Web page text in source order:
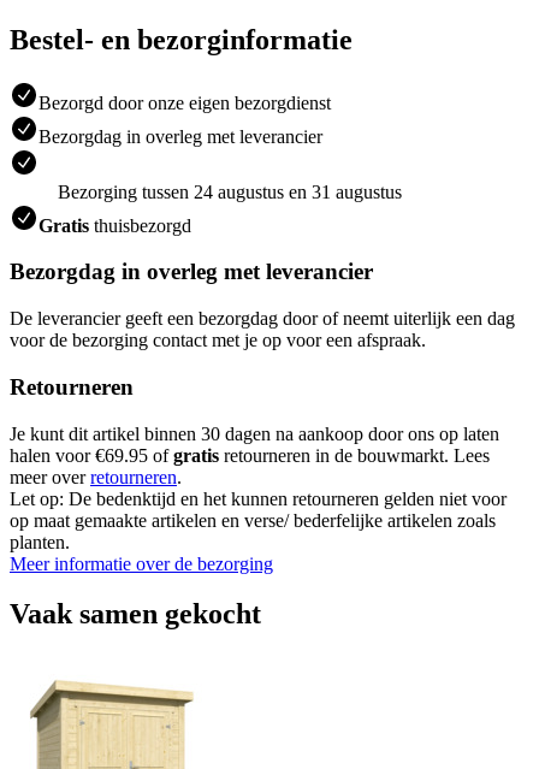
Bestel- en bezorginformatie
Bezorgd door onze eigen bezorgdienst
Bezorgdag in overleg met leverancier
Bezorging tussen 24 augustus en 31 augustus
Gratis thuisbezorgd
Bezorgdag in overleg met leverancier
De leverancier geeft een bezorgdag door of neemt uiterlijk een dag
voor de bezorging contact met je op voor een afspraak.
Retourneren
Je kunt dit artikel binnen 30 dagen na aankoop door ons op laten
halen voor €69.95 ofgratis retourneren in de bouwmarkt. Lees
meer overretourneren.
Let op: De bedenktijd en het kunnen retourneren gelden niet voor
op maat gemaakte artikelen en verse/ bederfelijke artikelen zoals
planten.
Meer informatie over de bezorging
Vaak samen gekocht